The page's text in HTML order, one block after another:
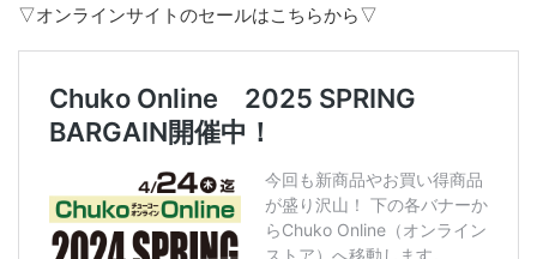
▽オンラインサイトのセールはこちらから▽